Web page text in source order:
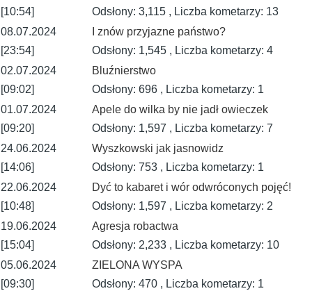
[10:54]
Odsłony: 3,115 , Liczba kometarzy: 13
08.07.2024
[23:54]
I znów przyjazne państwo?
Odsłony: 1,545 , Liczba kometarzy: 4
02.07.2024
[09:02]
Bluźnierstwo
Odsłony: 696 , Liczba kometarzy: 1
01.07.2024
[09:20]
Apele do wilka by nie jadł owieczek
Odsłony: 1,597 , Liczba kometarzy: 7
24.06.2024
[14:06]
Wyszkowski jak jasnowidz
Odsłony: 753 , Liczba kometarzy: 1
22.06.2024
[10:48]
Dyć to kabaret i wór odwróconych pojęć!
Odsłony: 1,597 , Liczba kometarzy: 2
19.06.2024
[15:04]
Agresja robactwa
Odsłony: 2,233 , Liczba kometarzy: 10
05.06.2024
[09:30]
ZIELONA WYSPA
Odsłony: 470 , Liczba kometarzy: 1